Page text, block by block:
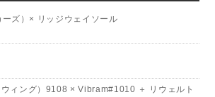
ズ）× リッジウェイソール
ィング）9108 × Vibram#1010 ＋ リウェルト